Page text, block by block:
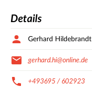
Details
Gerhard Hildebrandt
gerhard.hi@online.de
+493695 / 602923